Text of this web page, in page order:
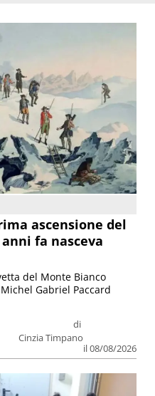
ascensione del
fa nasceva
di
Cinzia Timpano
il 08/08/2026
del Monte Bianco
Gabriel Paccard